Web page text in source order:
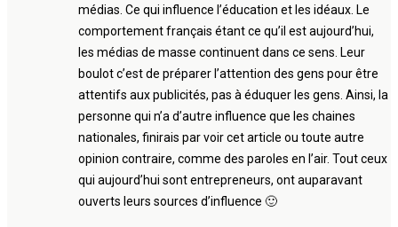
médias. Ce qui influence l’éducation et les idéaux. Le
comportement français étant ce qu’il est aujourd’hui,
les médias de masse continuent dans ce sens. Leur
boulot c’est de préparer l’attention des gens pour être
attentifs aux publicités, pas à éduquer les gens. Ainsi, la
personne qui n’a d’autre influence que les chaines
nationales, finirais par voir cet article ou toute autre
opinion contraire, comme des paroles en l’air. Tout ceux
qui aujourd’hui sont entrepreneurs, ont auparavant
ouverts leurs sources d’influence 🙂